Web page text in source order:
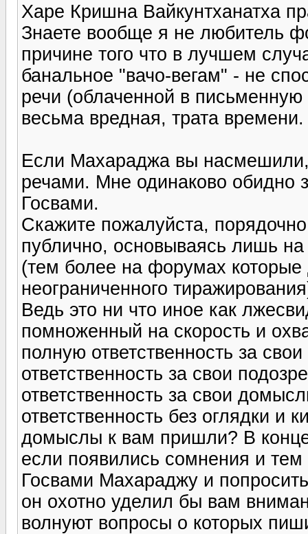
Харе Кришна Вайкунтханатха
Знаете вообще я не любитель
причине того что в лучшем
банальное "вачо-вегам" - не
речи (облаченной в
весьма вредная, трата времени.
Если Махараджа вы
речами. Мне одинаково обидно
Госвами.
Скажите пожалуйста,
публично, основываясь лишь
(тем более на форумах
неограниченного
Ведь это ни что иное как
помноженный на скорость и
полную ответственность за
ответственность за свои
ответственность за свои
ответственность без оглядки и
домыслы к вам пришли? В
если появились сомнения и
Госвами Махараджу и
он охотно уделил бы вам
волнуют вопросы о которых